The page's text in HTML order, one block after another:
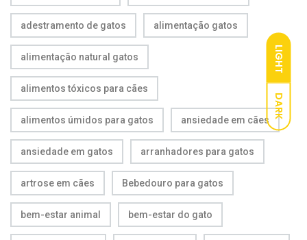
LIGHT
DARK
adestramento de gatos alimentação gatos
alimentação natural gatos
alimentos tóxicos para cães
alimentos úmidos para gatos ansiedade em cães
ansiedade em gatos arranhadores para gatos
artrose em cães Bebedouro para gatos
bem-estar animal bem-estar do gato